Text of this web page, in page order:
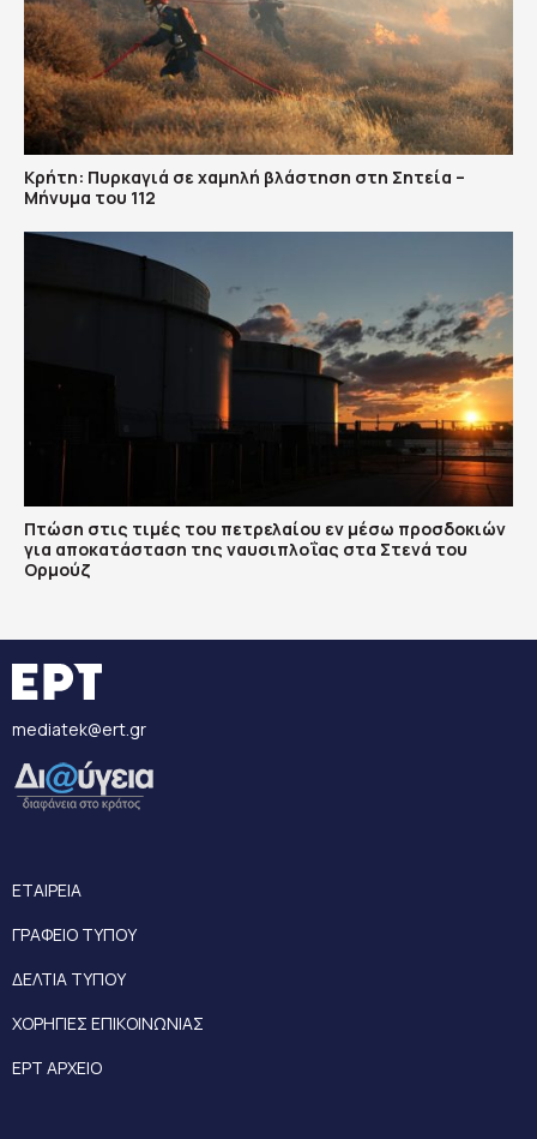
Κρήτη: Πυρκαγιά σε χαμηλή βλάστηση στη Σητεία –
Μήνυμα του 112
Πτώση στις τιμές του πετρελαίου εν μέσω προσδοκιών
για αποκατάσταση της ναυσιπλοΐας στα Στενά του
Ορμούζ
mediatek@ert.gr
ΕΤΑΙΡΕΙΑ
ΓΡΑΦΕΙΟ ΤΥΠΟΥ
ΔΕΛΤΙΑ ΤΥΠΟΥ
ΧΟΡΗΓΙΕΣ ΕΠΙΚΟΙΝΩΝΙΑΣ
ΕΡΤ ΑΡΧΕΙΟ